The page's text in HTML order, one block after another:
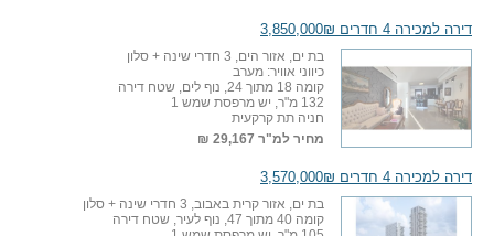
דירה למכירה 4 חדרים 3,850,000₪
בת ים, אזור הים, 3 חדרי שינה + סלון
כיווני אוויר: מערב
קומה 18 מתוך 24, נוף לים, שטח דירה
132 מ"ר, יש מרפסת שמש 1
חניה תת קרקעית
מחיר למ"ר 29,167 ₪
דירה למכירה 4 חדרים 3,570,000₪
בת ים, אזור קרית באבוב, 3 חדרי שינה + סלון
קומה 40 מתוך 47, נוף לעיר, שטח דירה